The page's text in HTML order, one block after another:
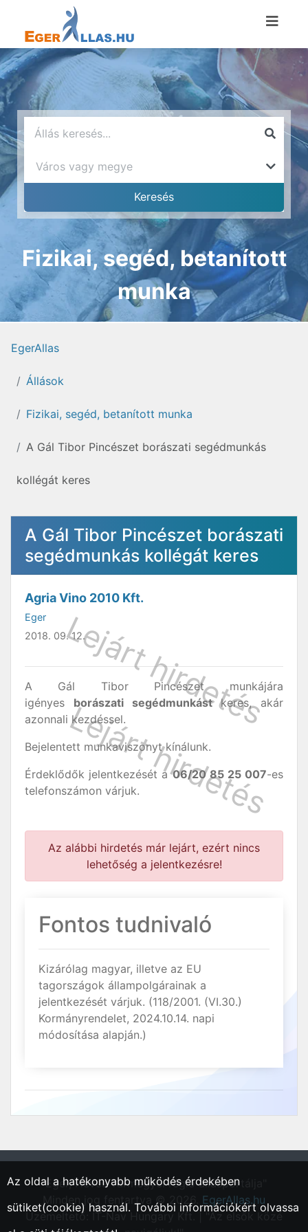
Fizikai, segéd, betanított
munka
EgerAllas
Állások
Fizikai, segéd, betanított munka
A Gál Tibor Pincészet borászati segédmunkás
kollégát keres
A Gál Tibor Pincészet borászati
segédmunkás kollégát keres
Agria Vino 2010 Kft.
Eger
2018. 09. 12.
A Gál Tibor Pincészet munkájára
igényes borászati segédmunkástkeres, akár
azonnali kezdéssel.
Bejelentett munkaviszonyt kínálunk.
Érdeklődők jelentkezését a06/20 85 25 007-es
telefonszámon várjuk.
Az alábbi hirdetés már lejárt, ezért nincs
lehetőség a jelentkezésre!
Fontos tudnivaló
Kizárólag magyar, illetve az EU
tagországok állampolgárainak a
jelentkezését várjuk. (118/2001. (VI.30.)
Kormányrendelet, 2024.10.14. napi
módosítása alapján.)
"Eger, Heves vármegyei régió állásportálja"
Minden jog fentartva © 2026. EgerAllas.hu
Üzemeltető: IT-Nav Hungary Kft. | "Az elsők közé
Az oldal a hatékonyabb működés érdekében
sütiket(cookie) használ. További információkért olvassa